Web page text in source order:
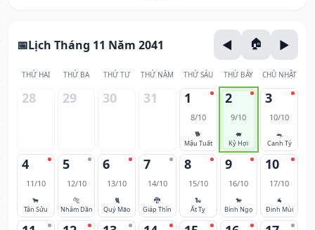
Lịch Tháng 11 Năm 2041
THỨ HAI THỨ BA THỨ TƯ THỨ NĂM THỨ SÁU THỨ BẢY CHỦ NHẬT
28 29 30 31 1
8/10
🐕
Mậu Tuất
2
9/10
🐖
Kỷ Hợi
3
10/10
🐀
Canh Tý
4
11/10
🐂
Tân Sửu
5
12/10
🐅
Nhâm Dần
6
13/10
🐈
Quý Mão
7
14/10
🐉
Giáp Thìn
8
15/10
🐍
Ất Tỵ
9
16/10
🐎
Bính Ngọ
10
17/10
🐐
Đinh Mùi